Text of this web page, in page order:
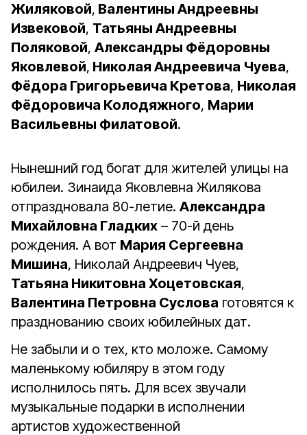
Жиляковой, Валентины Андреевны
Извековой, Татьяны Андреевны
Поляковой, Александры Фёдоровны
Яковлевой, Николая Андреевича Чуева,
Фёдора Григорьевича Кретова, Николая
Фёдоровича Колодяжного, Марии
Васильевны Филатовой.
Нынешний год богат для жителей улицы на
юбилеи. Зинаида Яковлевна Жилякова
отпраздновала 80-летие. Александра
Михайловна Гладких – 70-й день
рождения. А вот Мария Сергеевна
Мишина, Николай Андреевич Чуев,
Татьяна Никитовна Хоцетовская,
Валентина Петровна Суслова готовятся к
празднованию своих юбилейных дат.
Не забыли и о тех, кто моложе. Самому
маленькому юбиляру в этом году
исполнилось пять. Для всех звучали
музыкальные подарки в исполнении
артистов художественной